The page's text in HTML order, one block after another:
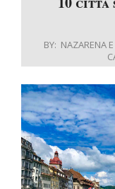
BY: NAZARENA